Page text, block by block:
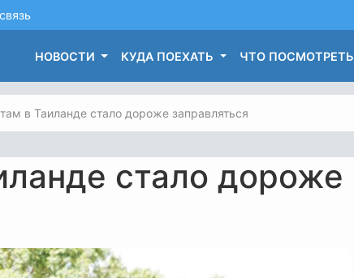
НОВОСТИ КУДА ПОЕХАТЬ ЧТО ПОСМОТРЕТЬ
в Таиланде стало дороже заправляться
стало дороже